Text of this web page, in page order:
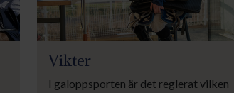
Vikter
I galoppsporten är det reglerat vilken